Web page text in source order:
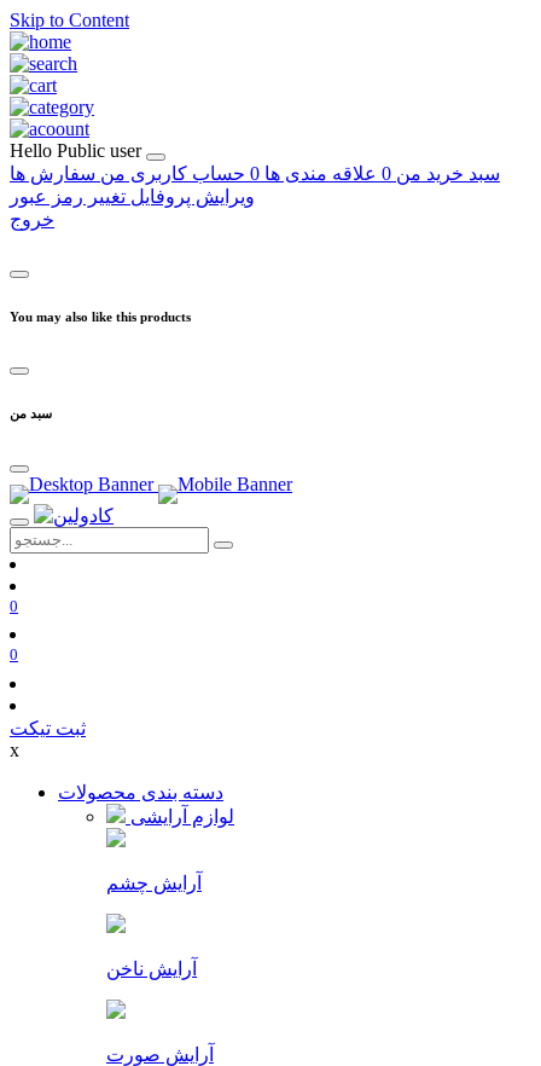
Skip to Content
Hello Public user
سبد خرید من 0 علاقه مندی ها 0 حساب کاربری من سفارش ها
ویرایش پروفایل تغییر رمز عبور
خروج
You may also like this products
سبد من
0
0
ثبت تیکت
x
دسته بندی محصولات
لوازم آرایشی
آرایش چشم
آرایش ناخن
آرایش صورت